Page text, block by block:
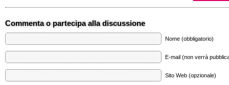
Commenta o partecipa alla discussione
Nome (obbligatorio)
E-mail (non verrà
Sito Web (opzionale)